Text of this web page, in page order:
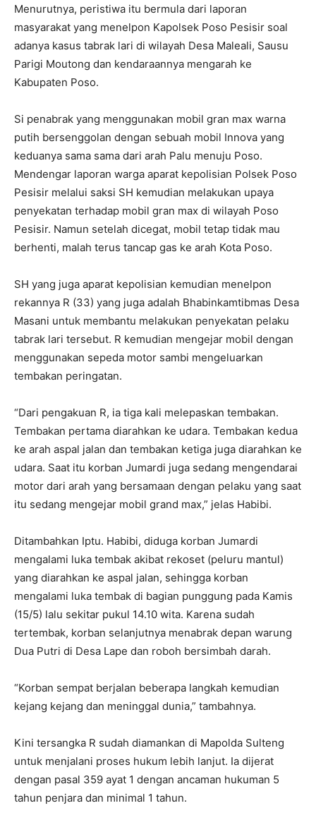
Menurutnya, peristiwa itu bermula dari laporan
masyarakat yang menelpon Kapolsek Poso Pesisir soal
adanya kasus tabrak lari di wilayah Desa Maleali, Sausu
Parigi Moutong dan kendaraannya mengarah ke
Kabupaten Poso.
Si penabrak yang menggunakan mobil gran max warna
putih bersenggolan dengan sebuah mobil Innova yang
keduanya sama sama dari arah Palu menuju Poso.
Mendengar laporan warga aparat kepolisian Polsek Poso
Pesisir melalui saksi SH kemudian melakukan upaya
penyekatan terhadap mobil gran max di wilayah Poso
Pesisir. Namun setelah dicegat, mobil tetap tidak mau
berhenti, malah terus tancap gas ke arah Kota Poso.
SH yang juga aparat kepolisian kemudian menelpon
rekannya R (33) yang juga adalah Bhabinkamtibmas Desa
Masani untuk membantu melakukan penyekatan pelaku
tabrak lari tersebut. R kemudian mengejar mobil dengan
menggunakan sepeda motor sambi mengeluarkan
tembakan peringatan.
“Dari pengakuan R, ia tiga kali melepaskan tembakan.
Tembakan pertama diarahkan ke udara. Tembakan kedua
ke arah aspal jalan dan tembakan ketiga juga diarahkan ke
udara. Saat itu korban Jumardi juga sedang mengendarai
motor dari arah yang bersamaan dengan pelaku yang saat
itu sedang mengejar mobil grand max,” jelas Habibi.
Ditambahkan Iptu. Habibi, diduga korban Jumardi
mengalami luka tembak akibat rekoset (peluru mantul)
yang diarahkan ke aspal jalan, sehingga korban
mengalami luka tembak di bagian punggung pada Kamis
(15/5) lalu sekitar pukul 14.10 wita. Karena sudah
tertembak, korban selanjutnya menabrak depan warung
Dua Putri di Desa Lape dan roboh bersimbah darah.
“Korban sempat berjalan beberapa langkah kemudian
kejang kejang dan meninggal dunia,” tambahnya.
Kini tersangka R sudah diamankan di Mapolda Sulteng
untuk menjalani proses hukum lebih lanjut. Ia dijerat
dengan pasal 359 ayat 1 dengan ancaman hukuman 5
tahun penjara dan minimal 1 tahun.